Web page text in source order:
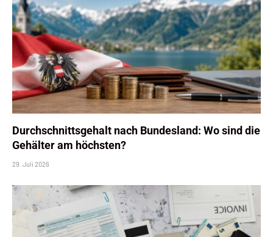
Durchschnittsgehalt nach Bundesland: Wo sind die
Gehälter am höchsten?
29. Juli 2026